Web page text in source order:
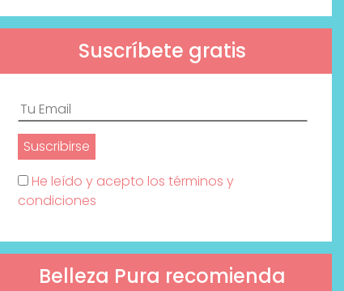
Suscríbete gratis
He leído y acepto los términos y
condiciones
Belleza Pura recomienda